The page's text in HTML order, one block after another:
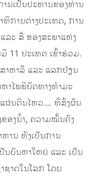
ານເປັນປະທານຂອງທ່ານ
ທິການຕ່າງປະເທດ, ການ
ະ ສື່ ຂອງສະພາແຫ່ງ
11 ປະເທດ ເຂົ້າຮ່ວມ.
ຫາລື ແລະ ແລກປ່ຽນ
າໄພພິບັດທາງທຳມະ
ຜ່ນດິນໄຫວ…. ທີ່ສົ່ງຜົນ
ອງນ້ຳ, ຄວາມໝັ້ນຄົງ
ຫານ ທັງເປັນການ
ນບັນຫາໃຫຍ່ ແລະ ເປັນ
າດໃນໂລກ ໂດຍ